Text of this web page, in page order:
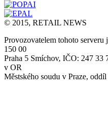
© 2015, RETAIL NEWS
Provozovatelem tohoto serveru
150 00
Praha 5 Smíchov, IČO: 247 33
v OR
Městského soudu v Praze,